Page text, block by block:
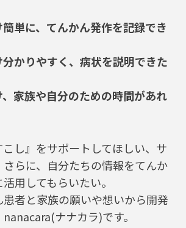
単に、てんかん発作を記録でき
かりやすく、病状を説明できた
家族や自分のための時間があれ
し』をサポートしてほしい、サ
らに、自分たちの情報をてんか
用してもらいたい。
者と家族の願いや想いから開発
ナナカラ)です。